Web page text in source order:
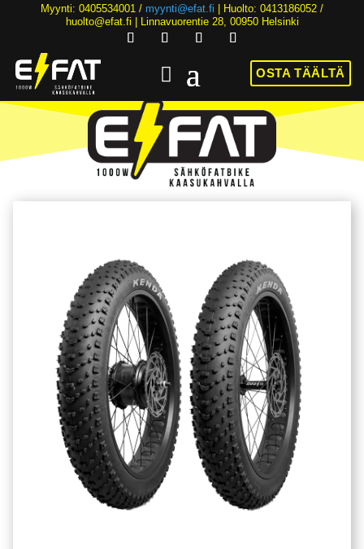
Myynti: 0405534001 / myynti@efat.fi | Huolto: 0413186052 /
huolto@efat.fi | Linnavuorentie 28, 00950 Helsinki
OSTA TÄÄLTÄ
HINTA NYT ALK. 2899€! | 36KK KOROTONTA MAKSUAIKAA | ALK. 89€/KK